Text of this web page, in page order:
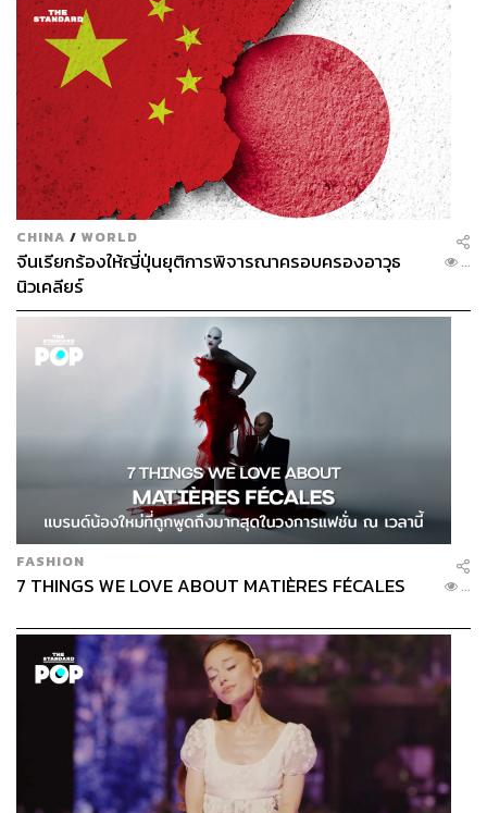
CHINA / WORLD
จีนเรียกร้องให้ญี่ปุ่นยุติการพิจารณาครอบครองอาวุธ
นิวเคลียร์
...
FASHION
7 THINGS WE LOVE ABOUT MATIÈRES FÉCALES ...